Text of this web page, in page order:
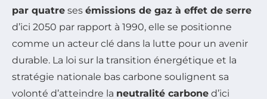
par quatre ses émissions de gaz à effet de serre
d’ici 2050 par rapport à 1990, elle se positionne
comme un acteur clé dans la lutte pour un avenir
durable. La loi sur la transition énergétique et la
stratégie nationale bas carbone soulignent sa
volonté d’atteindre la neutralité carbone d’ici